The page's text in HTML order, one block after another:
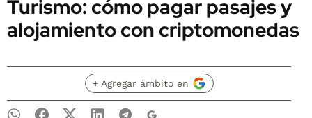
Turismo: cómo pagar pasajes y
alojamiento con criptomonedas
+ Agregar ámbito en